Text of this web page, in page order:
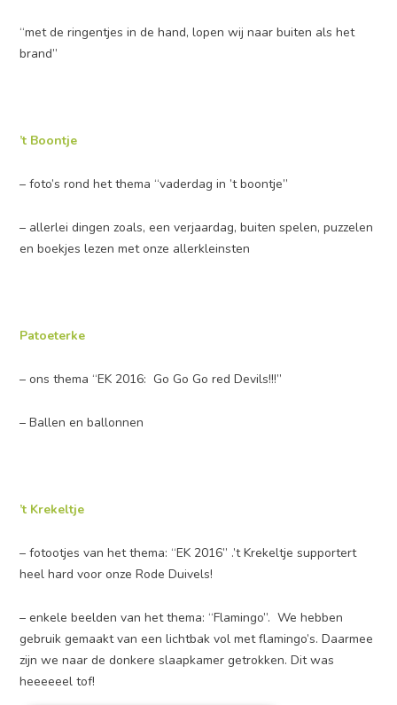
“met de ringentjes in de hand, lopen wij naar buiten als het
brand”
’t Boontje
– foto’s rond het thema “vaderdag in ’t boontje”
– allerlei dingen zoals, een verjaardag, buiten spelen, puzzelen
en boekjes lezen met onze allerkleinsten
Patoeterke
– ons thema “EK 2016: Go Go Go red Devils!!!”
– Ballen en ballonnen
’t Krekeltje
– fotootjes van het thema: “EK 2016” .’t Krekeltje supportert
heel hard voor onze Rode Duivels!
– enkele beelden van het thema: “Flamingo”. We hebben
gebruik gemaakt van een lichtbak vol met flamingo’s. Daarmee
zijn we naar de donkere slaapkamer getrokken. Dit was
heeeeeel tof!